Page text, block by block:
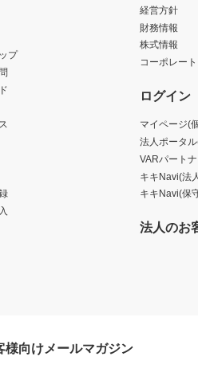
プ
経営方針
財務情報
株式情報
コーポレー
ログイン
マイページ(
法人ポータ
VARパート
キキNavi(法
キキNavi(保
法人のお
様向けメールマガジン